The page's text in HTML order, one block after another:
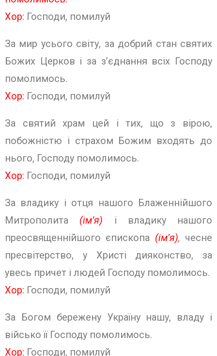
Хор: Господи, помилуй
За мир усього світу, за добрий стан святих
Божих Церков і за з’єднання всіх Господу
помолимось.
Хор: Господи, помилуй
За святий храм цей і тих, що з вірою,
побожністю і страхом Божим входять до
нього, Господу помолимось.
Хор: Господи, помилуй
За владику і отця нашого Блаженнійшого
Митрополита (ім’я) і владику нашого
преосвященнійшого єпископа (ім’я), чесне
пресвітерство, у Христі дияконство, за
увесь причет і людей Господу помолимось.
Хор: Господи, помилуй
За Богом бережену Україну нашу, владу і
військо її Господу помолимось.
Хор: Господи, помилуй